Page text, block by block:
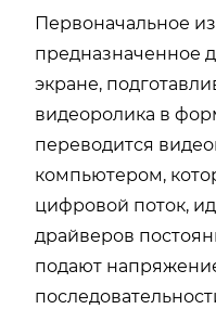
Первоначальное
предназначенное
экране,
видеоролика в
переводится
компьютером,
цифровой поток,
драйверов
подают